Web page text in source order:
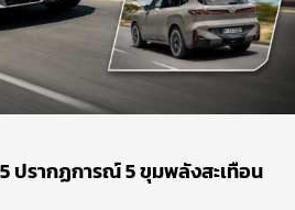
ปรากฏการณ์ 5 ขุมพลังสะเทือน